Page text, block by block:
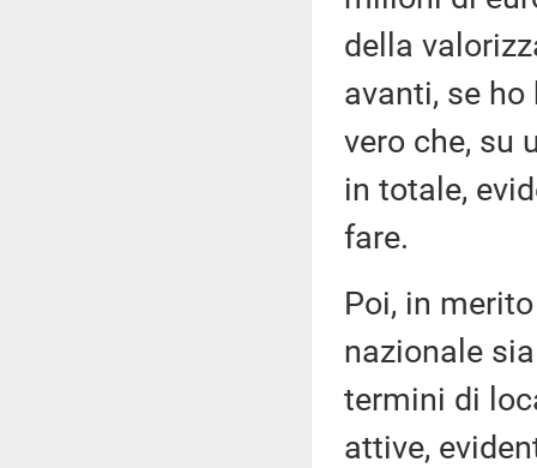
della
avanti, se
vero che, su
in totale,
fare.
Poi, in
nazionale
termini di
attive,